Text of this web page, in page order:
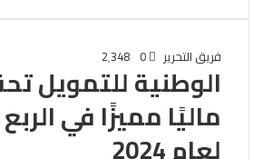
فريق التحرير 0
الوطنية للتمويل
ماليًا مميزًا في
لعام 2024